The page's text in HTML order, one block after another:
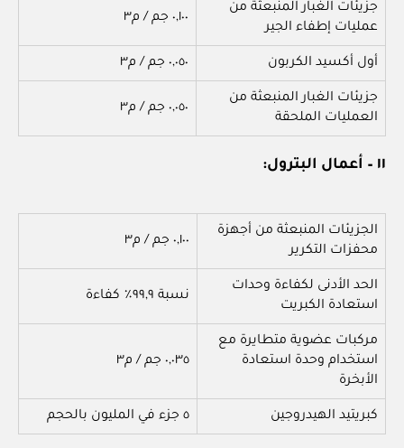
جزيئات الغبار المنبعثة من
عمليات إطفاء الجير
٠,١٠٠ جم / م٣
أول أكسيد الكربون ٠,٠٥٠ جم / م٣
جزيئات الغبار المنبعثة من
العمليات الملحقة
٠,٠٥٠ جم / م٣
١١ – أعمال البترول:
الجزيئات المنبعثة من أجهزة
محفزات التكرير
٠,١٠٠ جم / م٣
الحد الأدنى لكفاءة وحدات
استعادة الكبريت
نسبة ٩٩,٩٪ كفاءة
مركبات عضوية متطايرة مع
استخدام وحدة استعادة
الأبخرة
٠,٠٣٥ جم / م٣
كبريتيد الهيدروجين ٥ جزء في المليون بالحجم